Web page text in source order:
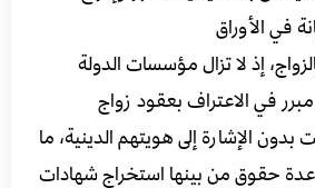
في الأوراق
إذ لا تزال مؤسسات الدولة
في الاعتراف بعقود زواج
بدون الإشارة إلى هويتهم الدينية، ما
عدة حقوق من بينها استخراج شهادات